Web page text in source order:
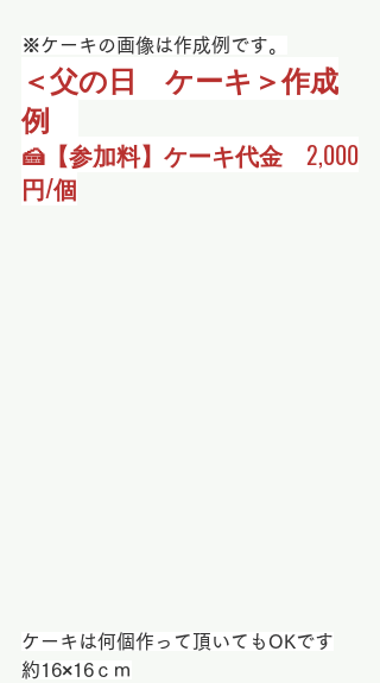
※ケーキの画像は作成例です。
＜父の日　ケーキ＞作成
例
🍰【参加料】ケーキ代金　2,000
円/個
ケーキは何個作って頂いてもOKです
約16×16ｃｍ